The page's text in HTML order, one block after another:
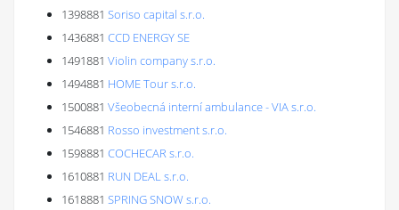
1398881 Soriso capital s.r.o.
1436881 CCD ENERGY SE
1491881 Violin company s.r.o.
1494881 HOME Tour s.r.o.
1500881 Všeobecná interní ambulance - VIA s.r.o.
1546881 Rosso investment s.r.o.
1598881 COCHECAR s.r.o.
1610881 RUN DEAL s.r.o.
1618881 SPRING SNOW s.r.o.